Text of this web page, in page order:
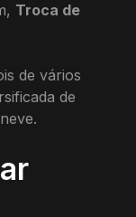
Troca de
de vários
de